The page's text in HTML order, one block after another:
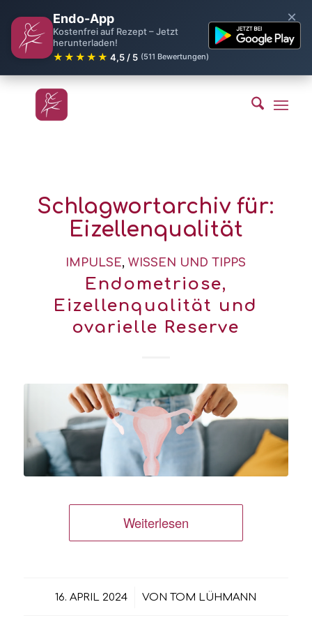
Endo-App
Kostenfrei auf Rezept – Jetzt
herunterladen!
★★★★★ 4,5 / 5 (511 Bewertungen)
×
Schlagwortarchiv für:
Eizellenqualität
IMPULSE,WISSEN UND TIPPS
Endometriose,
Eizellenqualität und
ovarielle Reserve
Weiterlesen
16. APRIL 2024
/ VONTOM LÜHMANN